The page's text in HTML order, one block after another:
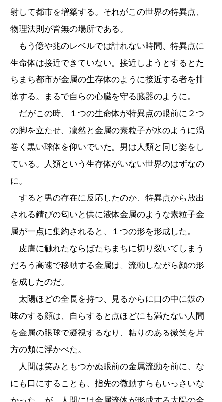
射して都市を増築する。それがこの世界の特異点、
物理法則が皆無の場所である。
もう億や兆のレベルでは計れない時間、特異点に
生命体は接近できていない。接近しようとするとた
ちまち都市が金属の生存体のように接近する者を排
除する。まるで自らの心臓を守る臓器のように。
だがこの時、１つの生命体が特異点の眼前に２つ
の脚を立たせ、凜然と金属の素粒子が水のように渦
巻く黒い球体を仰いでいた。男は人類と同じ姿をし
ている。人類という生存体がいない世界のはずなの
に。
すると男の存在に反応したのか、特異点から放出
される錆びの匂いと供に液体金属のような素粒子金
属が一点に集約されると、１つの形を形成した。
皮膚に触れたならばたちまちに切り裂いてしまう
だろう高速で移動する金属は、流動しながら顔の形
を成したのだ。
太陽ほどの全長を持つ、見るからに口の中に鉄の
味のする顔は、自らすると点ほどにも満たない人間
を金属の眼球で凝視するなり、粘りのある微笑を片
方の頬に浮かべた。
人間は笑みともつかぬ眼前の金属流動を前に、な
にも口にすることも、指先の微動すらもいっさいな